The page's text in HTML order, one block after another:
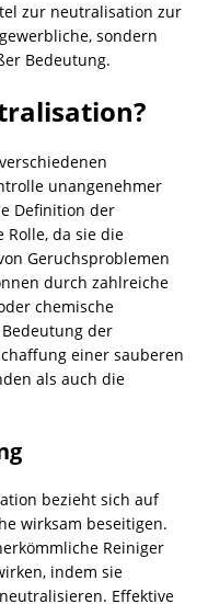
zur neutralisation zur
sondern
Bedeutung.
unangenehmer
Definition der
da sie die
Geruchsproblemen
durch zahlreiche
chemische
der
einer sauberen
als auch die
bezieht sich auf
wirksam beseitigen.
Reiniger
indem sie
Effektive